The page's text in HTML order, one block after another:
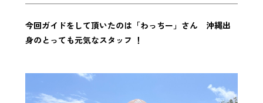
今回ガイドをして頂いたのは「わっちー」さん 沖縄出
身のとっても元気なスタッフ ！